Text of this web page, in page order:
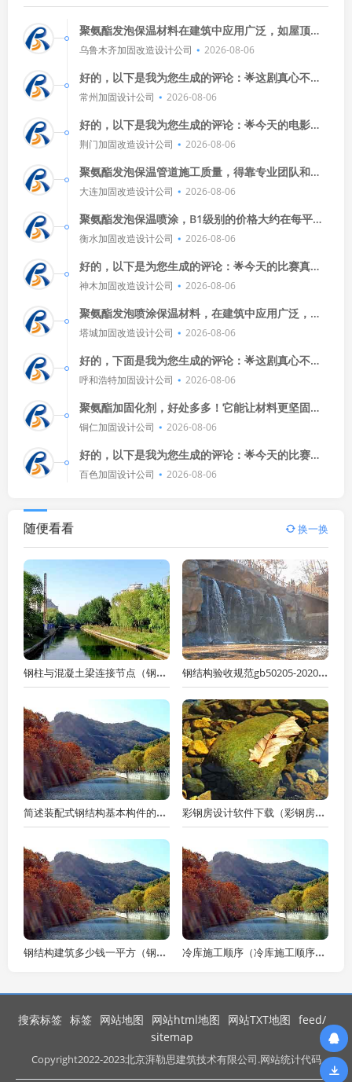
聚氨酯发泡保温材料在建筑中应用广泛，如屋顶、
墙体和地面保温，有效减少能源消耗，它轻便、耐
乌鲁木齐加固改造设计公司 2026-08-06
好的，以下是我为您生成的评论：🌟这剧真心不
错！演员演技在线，剧情紧凑，看得我停不下来，
常州加固设计公司 2026-08-06
好的，以下是我为您生成的评论：🌟今天的电影真
是太精彩了！🎬从剧情到特效，每一个细节都让人
荆门加固改造设计公司 2026-08-06
聚氨酯发泡保温管道施工质量，得靠专业团队和严
格标准，先选好材料，再按规范操作，还得定期检
大连加固改造设计公司 2026-08-06
聚氨酯发泡保温喷涂，B1级别的价格大约在每平方
米50-100元不等，确保质量的方法包括选择正规厂
衡水加固改造设计公司 2026-08-06
好的，以下是为您生成的评论：🌟今天的比赛真是
精彩绝伦！🎯球迷们的热情高涨，双方球员都拼尽
神木加固改造设计公司 2026-08-06
聚氨酯发泡喷涂保温材料，在建筑中应用广泛，效
果显著，它不仅保温性能优异，而且施工方便，性
塔城加固改造设计公司 2026-08-06
好的，下面是我为您生成的评论：🌟这剧真心不
错！演员们演得投入，剧情也紧凑，看得我停不下
呼和浩特加固设计公司 2026-08-06
聚氨酯加固化剂，好处多多！它能让材料更坚固，
施工更便捷，还能提升性能，使用它，效果显著，
铜仁加固设计公司 2026-08-06
好的，以下是我为您生成的评论：🌟今天的比赛真
是精彩绝伦啊！球员们拼尽全力，球迷们也疯狂加
百色加固设计公司 2026-08-06
随便看看 换一换
钢柱与混凝土梁连接节点（钢柱与混凝土梁连接节点要求） 钢结构验收规范gb50205-2020（钢结构验收规范gb50205-2020道客巴巴）
简述装配式钢结构基本构件的组成及种类（简述装配式钢结构基本构件的组成及种类） 彩钢房设计软件下载（彩钢房设计软件下载安装）
钢结构建筑多少钱一平方（钢结构建筑多少钱一平方米） 冷库施工顺序（冷库施工顺序图）
搜索标签 标签 网站地图 网站html地图 网站TXT地图 feed/
sitemap
Copyright2022-2023北京湃勒思建筑技术有限公司.网站统计代码